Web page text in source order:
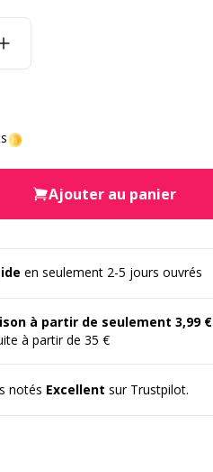
Ajouter au panier
en seulement 2-5 jours ouvrés
à partir de seulement 3,99 €
à partir de 35 €
notés Excellent sur Trustpilot.